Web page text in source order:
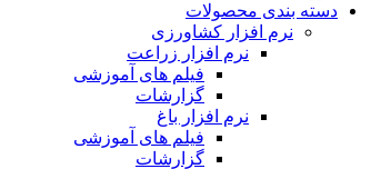
دسته بندی محصولات
نرم افزار کشاورزی
نرم افزار زراعت
فیلم های آموزشی
گزارشات
نرم افزار باغ
فیلم های آموزشی
گزارشات